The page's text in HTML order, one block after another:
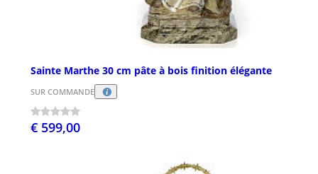
Sainte Marthe 30 cm pâte à bois finition élégante
SUR COMMANDE
€ 599,00